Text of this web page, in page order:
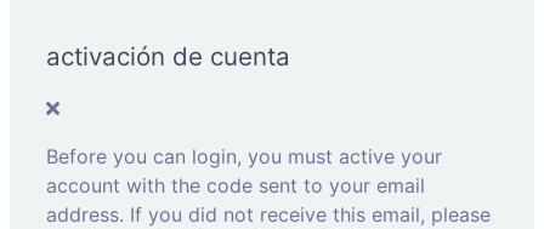
activación de cuenta
Before you can login, you must active your
account with the code sent to your email
address. If you did not receive this email, please